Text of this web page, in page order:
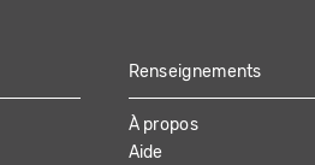
Renseignements
À propos
Aide